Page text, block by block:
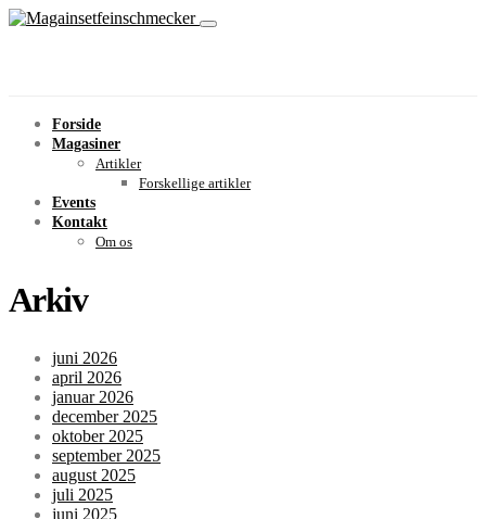
Forside
Magasiner
Artikler
Forskellige artikler
Events
Kontakt
Om os
Arkiv
juni 2026
april 2026
januar 2026
december 2025
oktober 2025
september 2025
august 2025
juli 2025
juni 2025